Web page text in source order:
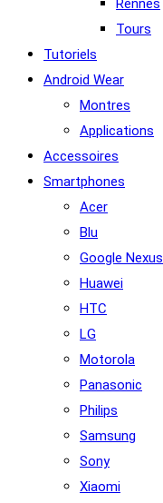
Rennes
Tours
Tutoriels
Android Wear
Montres
Applications
Accessoires
Smartphones
Acer
Blu
Google Nexus
Huawei
HTC
LG
Motorola
Panasonic
Philips
Samsung
Sony
Xiaomi